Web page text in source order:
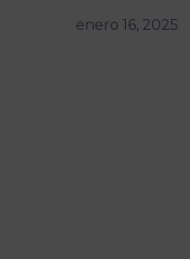
enero 16, 2025